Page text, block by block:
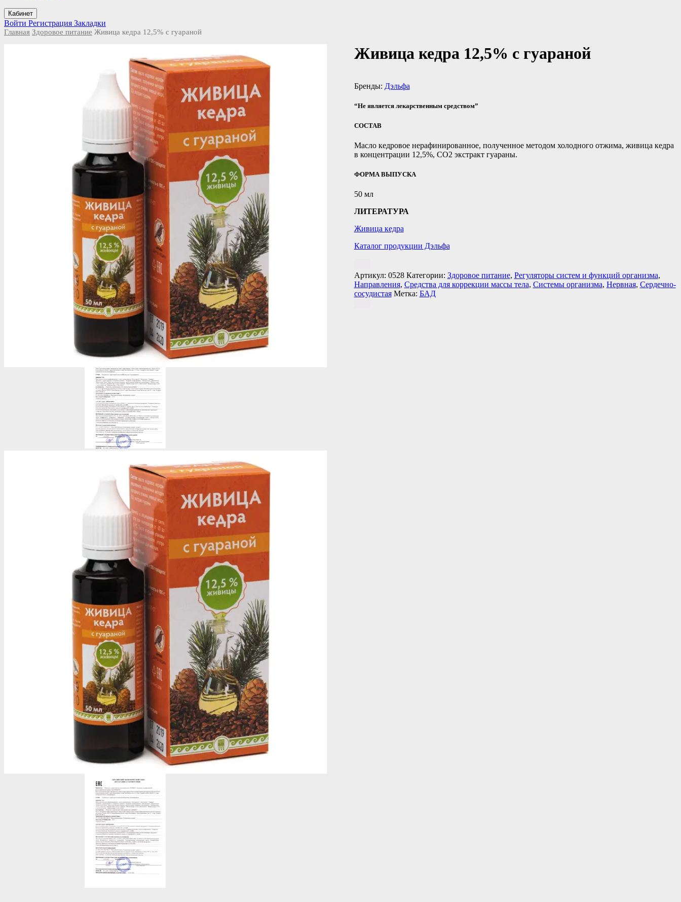
Кабинет
Войти Регистрация Закладки
Главная Здоровое питание Живица кедра 12,5% с гуараной
Живица кедра 12,5% с гуараной
Бренды: Дэльфа
“Не является лекарственным средством”
СОСТАВ
Масло кедровое нерафинированное, полученное методом холодного отжима, живица кедра
в концентрации 12,5%, СО2 экстракт гуараны.
ФОРМА ВЫПУСКА
50 мл
ЛИТЕРАТУРА
Живица кедра
Каталог продукции Дэльфа
Артикул: 0528 Категории: Здоровое питание, Регуляторы систем и функций организма,
Направления, Средства для коррекции массы тела, Системы организма, Нервная, Сердечно-
сосудистая Метка: БАД